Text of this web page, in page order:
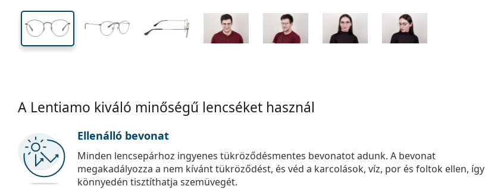
A Lentiamo kiváló minőségű lencséket használ
Ellenálló bevonat
Minden lencsepárhoz ingyenes tükröződésmentes bevonatot adunk. A bevonat
megakadályozza a nem kívánt tükröződést, és véd a karcolások, víz, por és foltok ellen, így
könnyedén tisztíthatja szemüvegét.